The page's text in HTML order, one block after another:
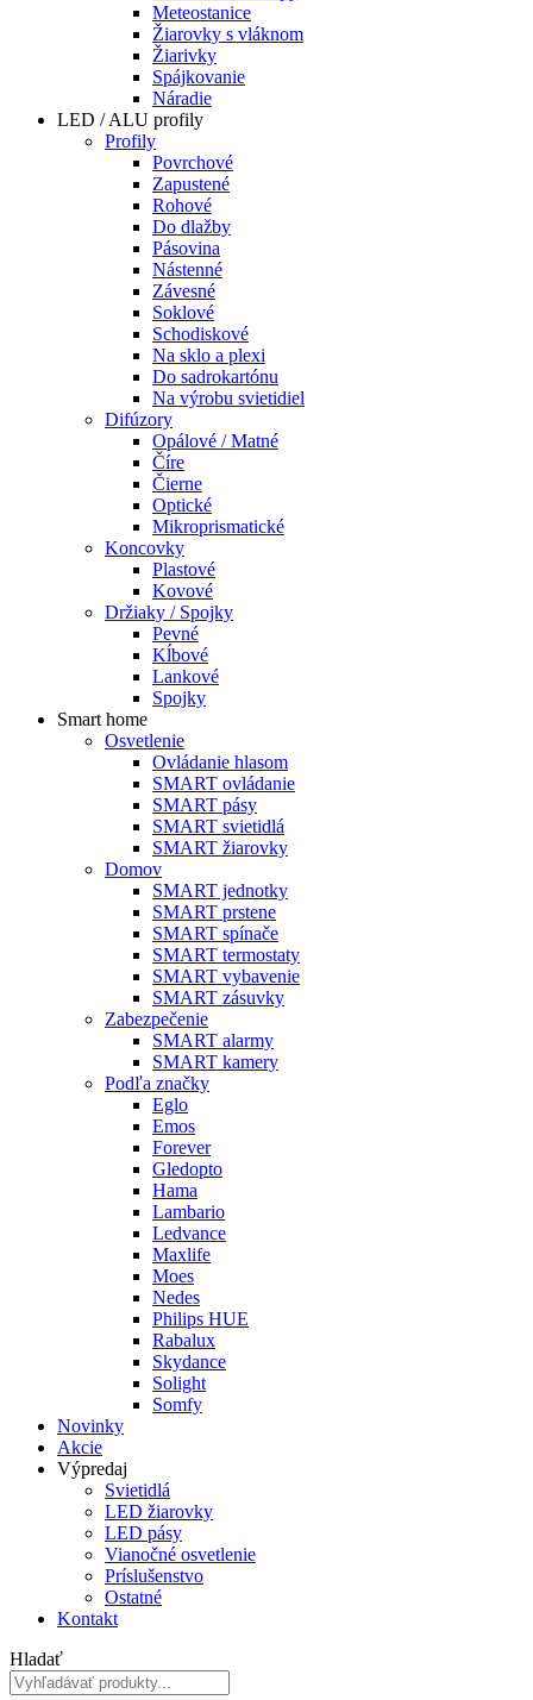
Meteostanice
Žiarovky s vláknom
Žiarivky
Spájkovanie
Náradie
LED / ALU profily
Profily
Povrchové
Zapustené
Rohové
Do dlažby
Pásovina
Nástenné
Závesné
Soklové
Schodiskové
Na sklo a plexi
Do sadrokartónu
Na výrobu svietidiel
Difúzory
Opálové / Matné
Číre
Čierne
Optické
Mikroprismatické
Koncovky
Plastové
Kovové
Držiaky / Spojky
Pevné
Kĺbové
Lankové
Spojky
Smart home
Osvetlenie
Ovládanie hlasom
SMART ovládanie
SMART pásy
SMART svietidlá
SMART žiarovky
Domov
SMART jednotky
SMART prstene
SMART spínače
SMART termostaty
SMART vybavenie
SMART zásuvky
Zabezpečenie
SMART alarmy
SMART kamery
Podľa značky
Eglo
Emos
Forever
Gledopto
Hama
Lambario
Ledvance
Maxlife
Moes
Nedes
Philips HUE
Rabalux
Skydance
Solight
Somfy
Novinky
Akcie
Výpredaj
Svietidlá
LED žiarovky
LED pásy
Vianočné osvetlenie
Príslušenstvo
Ostatné
Kontakt
Hladať